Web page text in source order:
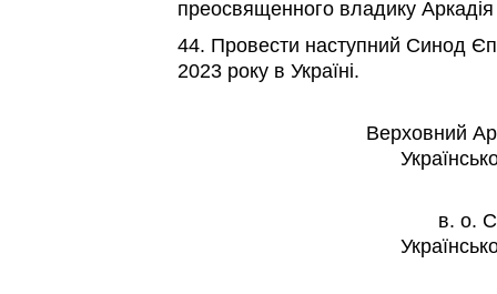
преосвященного владику
44. Провести наступний Синод
2023 року в Україні.
Верховний
в. о.